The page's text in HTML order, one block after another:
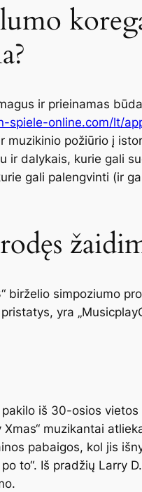
ir prieinamas
spiele-online.com/lt/
požiūrio į
dalykais, kurie gali
gali palengvinti (ir
birželio simpoziumo
yra
iš 30-osios vietos
Xmas“ muzikantai
pabaigos, kol jis
to“. Iš pradžių Larry